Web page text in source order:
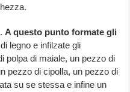
A questo punto formate gli
legno e infilzate gli
polpa di maiale, un pezzo di
pezzo di cipolla, un pezzo di
su se stessa e infine un